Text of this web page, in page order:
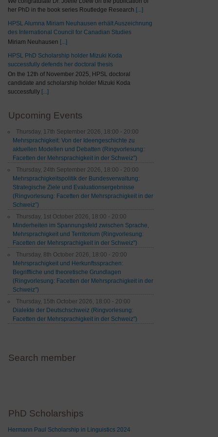
her PhD in the book series Routledge Research [...]
HPSL Alumna Miriam Neuhausen erhält Auszeichnung
des International Council for Canadian Studies
Miriam Neuhausen [...]
HPSL PhD Scholarship holder Mizuki Koda
successfully defends her doctoral thesis
On the 12th of November 2025, HPSL doctoral
candidate and scholarship holder Mizuki Koda
successfully [...]
Upcoming Events
Thursday, 17th September 2026, 18:00 - 20:00
Mehrsprachigkeit: Von der Ideengeschichte zu
aktuellen Modellen und Debatten (Ringvorlesung:
Facetten der Mehrsprachigkeit in der Schweiz")
Thursday, 24th September 2026, 18:00 - 20:00
Mehrsprachigkeitspolitik der Bundesverwaltung:
Strategische Ziele und Evaluationsergebnisse
(Ringvorlesung: Facetten der Mehrsprachigkeit in der
Schweiz”)
Thursday, 1st October 2026, 18:00 - 20:00
Minderheiten im Spannungsfeld zwischen Sprache,
Mehrsprachigkeit und Territorium (Ringvorlesung:
Facetten der Mehrsprachigkeit in der Schweiz")
Thursday, 8th October 2026, 18:00 - 20:00
Mehrsprachigkeit und Herkunftssprachen:
Begriffliche und theoretische Grundlagen
(Ringvorlesung: Facetten der Mehrsprachigkeit in der
Schweiz")
Thursday, 15th October 2026, 18:00 - 20:00
Dialekte der Deutschschweiz (Ringvorlesung:
Facetten der Mehrsprachigkeit in der Schweiz")
Search member
PhD Scholarships
Hermann Paul Scholarship in Linguistics 2024